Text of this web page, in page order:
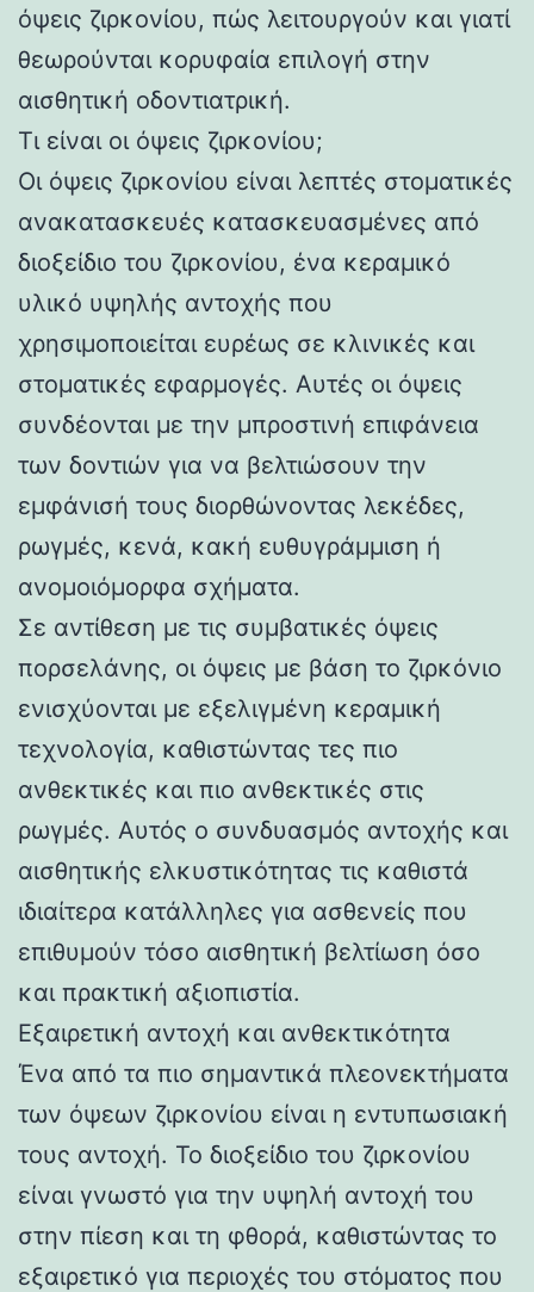
όψεις ζιρκονίου, πώς λειτουργούν και γιατί
θεωρούνται κορυφαία επιλογή στην
αισθητική οδοντιατρική.
Τι είναι οι όψεις ζιρκονίου;
Οι όψεις ζιρκονίου είναι λεπτές στοματικές
ανακατασκευές κατασκευασμένες από
διοξείδιο του ζιρκονίου, ένα κεραμικό
υλικό υψηλής αντοχής που
χρησιμοποιείται ευρέως σε κλινικές και
στοματικές εφαρμογές. Αυτές οι όψεις
συνδέονται με την μπροστινή επιφάνεια
των δοντιών για να βελτιώσουν την
εμφάνισή τους διορθώνοντας λεκέδες,
ρωγμές, κενά, κακή ευθυγράμμιση ή
ανομοιόμορφα σχήματα.
Σε αντίθεση με τις συμβατικές όψεις
πορσελάνης, οι όψεις με βάση το ζιρκόνιο
ενισχύονται με εξελιγμένη κεραμική
τεχνολογία, καθιστώντας τες πιο
ανθεκτικές και πιο ανθεκτικές στις
ρωγμές. Αυτός ο συνδυασμός αντοχής και
αισθητικής ελκυστικότητας τις καθιστά
ιδιαίτερα κατάλληλες για ασθενείς που
επιθυμούν τόσο αισθητική βελτίωση όσο
και πρακτική αξιοπιστία.
Εξαιρετική αντοχή και ανθεκτικότητα
Ένα από τα πιο σημαντικά πλεονεκτήματα
των όψεων ζιρκονίου είναι η εντυπωσιακή
τους αντοχή. Το διοξείδιο του ζιρκονίου
είναι γνωστό για την υψηλή αντοχή του
στην πίεση και τη φθορά, καθιστώντας το
εξαιρετικό για περιοχές του στόματος που